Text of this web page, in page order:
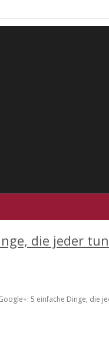
die jeder
5 einfache Dinge,